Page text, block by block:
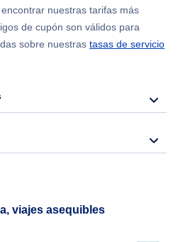
nuestras tarifas más
de cupón son válidos para
sobre nuestras tasas de servicio
viajes asequibles